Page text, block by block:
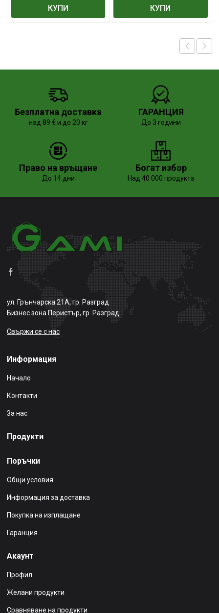
КУПИ КУПИ
Безплатна доставка
над 89 € и до 20 кг
ГАРАНЦИЯ
До 3 години
Право на връщане
До 14 дни
Богат избор
Над 40 000 продукта
ул. Грънчарска 21А, гр. Разград
Бизнес зона Перистър, гр. Разград
Свържи се с нас
Информация
Начало
Контакти
За нас
Продукти
Поръчки
Общи условия
Информация за доставка
Покупка на изплащане
Гаранция
Акаунт
Профил
Желани продукти
Сравняване на продукти